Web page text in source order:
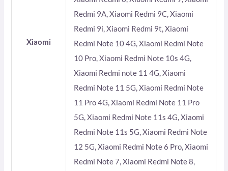
Xiaomi
Redmi 9A, Xiaomi Redmi 9C, Xiaomi
Redmi 9i, Xiaomi Redmi 9t, Xiaomi
Redmi Note 10 4G, Xiaomi Redmi Note
10 Pro, Xiaomi Redmi Note 10s 4G,
Xiaomi Redmi note 11 4G, Xiaomi
Redmi Note 11 5G, Xiaomi Redmi Note
11 Pro 4G, Xiaomi Redmi Note 11 Pro
5G, Xiaomi Redmi Note 11s 4G, Xiaomi
Redmi Note 11s 5G, Xiaomi Redmi Note
12 5G, Xiaomi Redmi Note 6 Pro, Xiaomi
Redmi Note 7, Xiaomi Redmi Note 8,